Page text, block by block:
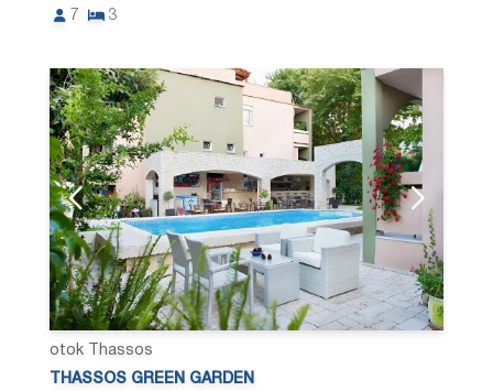
7
3
otok Thassos
THASSOS GREEN GARDEN